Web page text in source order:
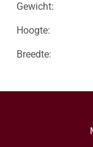
Gewicht:
Hoogte:
Breedte: